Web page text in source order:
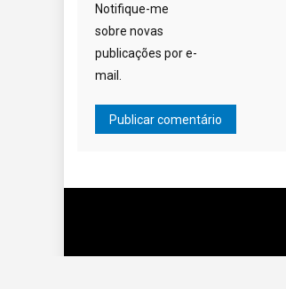
Notifique-me
sobre novas
publicações por e-
mail.